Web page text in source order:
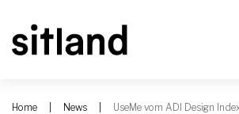
Home News UseMe vom ADI Design